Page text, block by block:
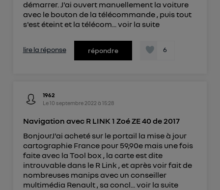
démarrer. J'ai ouvert manuellement la voiture
avec le bouton de la télécommande , puis tout
s'est éteint et la télécom... voir la suite
lire la réponse répondre 6
1962
Le10 septembre 2022 à 15:28
Navigation avec R LINK 1 Zoé ZE 40 de 2017
BonjourJ'ai acheté sur le portail la mise à jour
cartographie France pour 59,90e mais une fois
faite avec la Tool box , la carte est dite
introuvable dans le R Link , et après voir fait de
nombreuses manips avec un conseiller
multimédia Renault , sa concl...voir la suite